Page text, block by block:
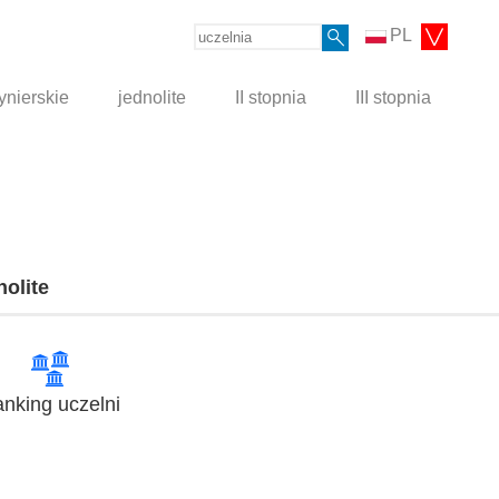
PL
jednolite II stopnia III stopnia
uczelni